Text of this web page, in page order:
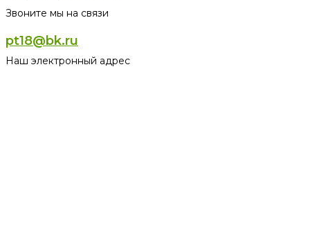
Звоните мы на связи
pt18@bk.ru
Наш электронный адрес